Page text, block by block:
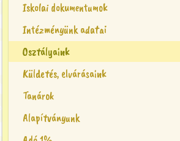
Iskolai dokumentumok
Intézményünk adatai
Osztályaink
Küldetés, elvárásaink
Tanárok
Alapítványunk